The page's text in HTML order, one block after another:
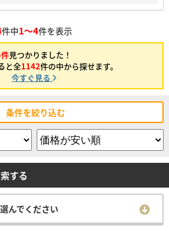
件中1～4件を表示
見つかりました！
と全1142件の中から探せます。
今すぐ見る
条件を絞り込む
する
んでください